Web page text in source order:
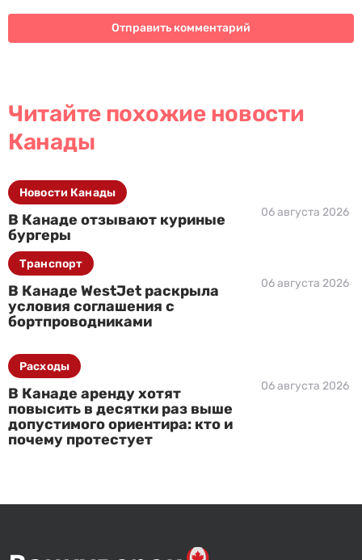
Читайте похожие новости
Канады
В Канаде отзывают куриные
бургеры
06 августа 2026
Новости Канады
В Канаде WestJet раскрыла
условия соглашения с
бортпроводниками
06 августа 2026
Транспорт
В Канаде аренду хотят
повысить в десятки раз выше
допустимого ориентира: кто и
почему протестует
06 августа 2026
Расходы